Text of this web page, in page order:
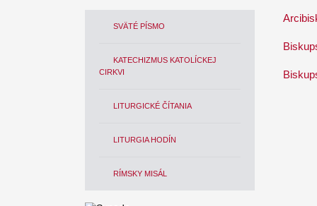
SVÄTÉ PÍSMO
KATECHIZMUS KATOLÍCKEJ
CIRKVI
LITURGICKÉ ČÍTANIA
LITURGIA HODÍN
RÍMSKY MISÁL